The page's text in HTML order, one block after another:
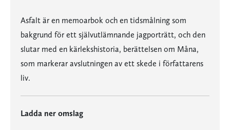
Asfalt är en memoarbok och en tidsmålning som
bakgrund för ett självutlämnande jagporträtt, och den
slutar med en kärlekshistoria, berättelsen om Måna,
som markerar avslutningen av ett skede i författarens
liv.
Ladda ner omslag